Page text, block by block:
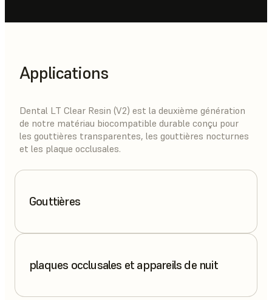
Applications
Dental LT Clear Resin (V2) est la deuxième génération
de notre matériau biocompatible durable conçu pour
les gouttières transparentes, les gouttières nocturnes
et les plaque occlusales.
Gouttières
plaques occlusales et appareils de nuit